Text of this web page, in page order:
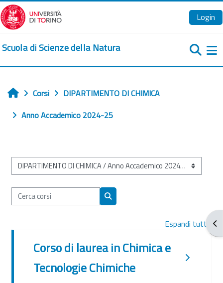
Vai al contenuto principale
Login
Scuola di Scienze della Natura
Home
Corsi
DIPARTIMENTO DI CHIMICA
Anno Accademico 2024-25
Categorie di corso
Cerca corsi
Cerca corsi
Espandi tutto
Corso di laurea in Chimica e
Tecnologie Chimiche